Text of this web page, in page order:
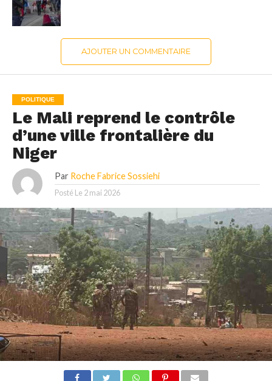
AJOUTER UN COMMENTAIRE
POLITIQUE
Le Mali reprend le contrôle
d’une ville frontalière du
Niger
Par Roche Fabrice Sossiehi
Posté Le 2 mai 2026